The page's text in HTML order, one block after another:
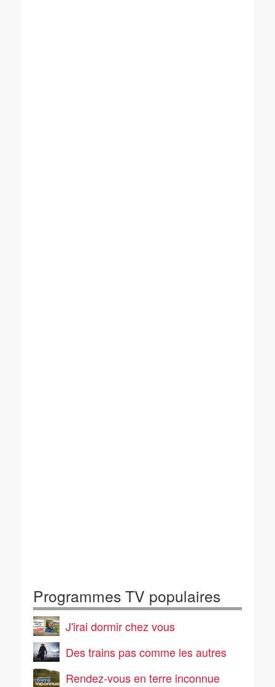
Programmes TV populaires
J'irai dormir chez vous
Des trains pas comme les autres
Rendez-vous en terre inconnue